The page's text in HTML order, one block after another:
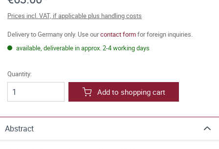
Prices incl. VAT, if applicable plus handling costs
Delivery to Germany only. Use ourcontact formfor foreign inquiries.
available, deliverable in approx. 2-4 working days
Quantity:
Add to shopping cart
Abstract